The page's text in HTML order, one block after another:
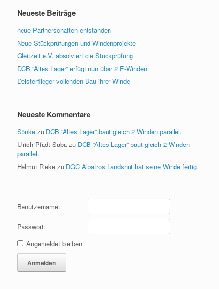
Neueste Beiträge
neue Partnerschaften entstanden
Neue Stückprüfungen und Windenprojekte
Gleitzeit e.V. absolviert die Stückprüfung
DCB “Altes Lager” erfügt nun über 2 E-Winden
Deisterflieger vollenden Bau ihrer Winde
Neueste Kommentare
Sönke zu DCB “Altes Lager” baut gleich 2 Winden parallel.
Ulrich Pfadt-Saba zu DCB “Altes Lager” baut gleich 2 Winden
parallel.
Helmut Rieke zu DGC Albatros Landshut hat seine Winde fertig.
Benutzername:
Passwort:
Angemeldet bleiben
Anmelden